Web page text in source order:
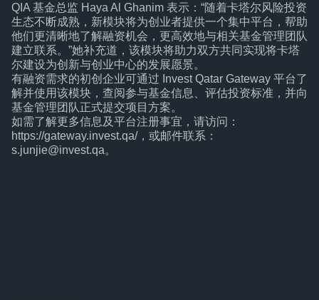
QIA 基金总监 Haya Al Ghanim 表示：“随着卡塔尔风险投资
生态不断成熟，新模块将为创业者提供一个集中平台，帮助
他们更清晰地了解融资机会，更高效地与相关基金管理团队
建立联系。”她补充道，该模块将助力双方共同实现将卡塔
尔建设为创新与创业中心的发展愿景。
有融资需求的初创企业可通过 Invest Qatar Gateway 平台了
解并使用该模块，查阅参与基金信息、评估投资标准，并向
基金管理团队正式提交项目方案。
如需了解更多信息及平台注册事宜，请访问：
https://gateway.invest.qa/，或邮件联系：
s.junjie@invest.qa。